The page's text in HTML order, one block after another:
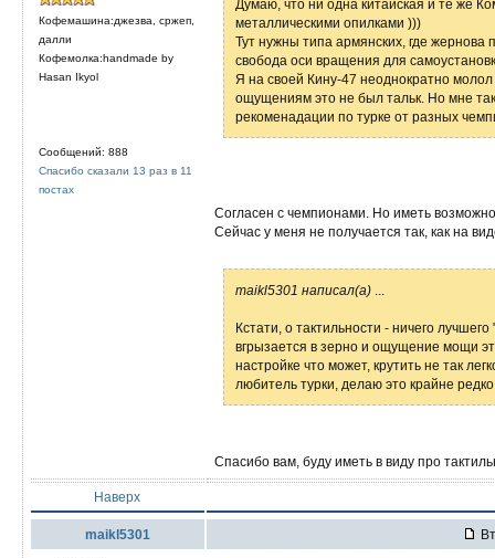
Кофемашина:джезва, сржеп,
далли
Кофемолка:handmade by
Hasan Ikyol
Сообщений: 888
Спасибо сказали 13 раз в 11
постах
Думаю, что ни одна китайская и те же
металлическими опилками )))
Тут нужны типа армянских, где жернова
свобода оси вращения для
Я на своей Кину-47 неоднократно
ощущениям это не был тальк. Но мне
рекоменадации по турке от разных
Согласен с чемпионами. Но иметь
Сейчас у меня не получается так, как на
maikl5301 написал(а)
Кстати, о тактильности - ничего
вгрызается в зерно и ощущение мощи
настройке что может, крутить не так
любитель турки, делаю это крайне
Спасибо вам, буду иметь в виду про
Наверх
maikl5301